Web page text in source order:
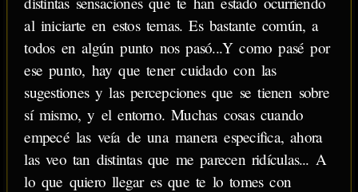
al iniciarte en estos temas. Es bastante común, a
todos en algún punto nos pasó...Y como pasé por
ese punto, hay que tener cuidado con las
sugestiones y las percepciones que se tienen sobre
sí mismo, y el entorno. Muchas cosas cuando
empecé las veía de una manera especifica, ahora
las veo tan distintas que me parecen ridículas... A
lo que quiero llegar es que te lo tomes con